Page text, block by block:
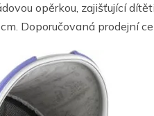
opěrkou, zajišťující
Doporučovaná prodejní